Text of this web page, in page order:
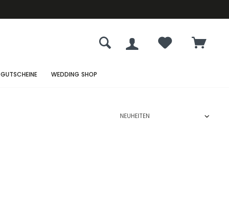
GUTSCHEINE WEDDING SHOP